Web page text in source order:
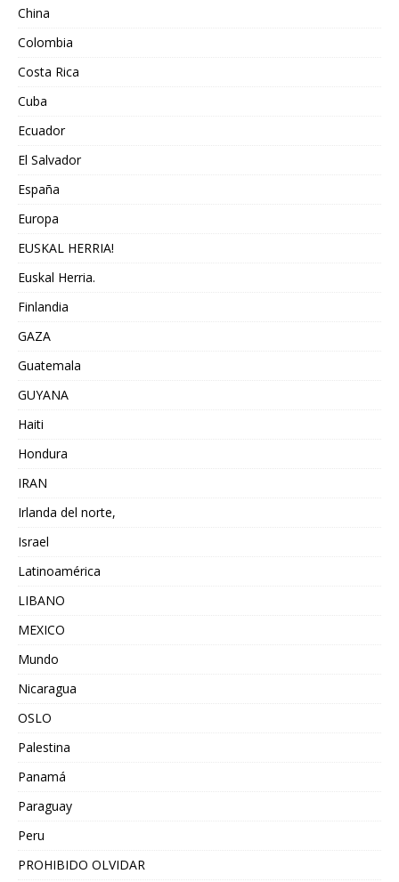
China
Colombia
Costa Rica
Cuba
Ecuador
El Salvador
España
Europa
EUSKAL HERRIA!
Euskal Herria.
Finlandia
GAZA
Guatemala
GUYANA
Haiti
Hondura
IRAN
Irlanda del norte,
Israel
Latinoamérica
LIBANO
MEXICO
Mundo
Nicaragua
OSLO
Palestina
Panamá
Paraguay
Peru
PROHIBIDO OLVIDAR